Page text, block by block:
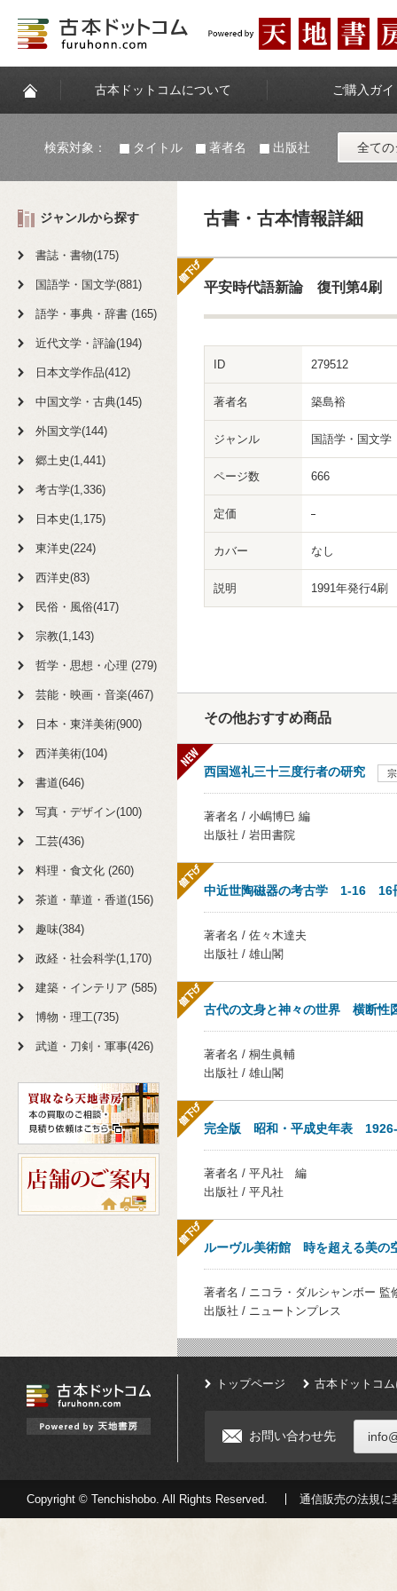
古本ドットコムについて ご購入ガ
検索対象： タイトル 著者名 出版社 全て
ジャンルから探す
書誌・書物(175)
国語学・国文学(881)
語学・事典・辞書 (165)
近代文学・評論(194)
日本文学作品(412)
中国文学・古典(145)
外国文学(144)
郷土史(1,441)
考古学(1,336)
日本史(1,175)
東洋史(224)
西洋史(83)
民俗・風俗(417)
宗教(1,143)
哲学・思想・心理 (279)
芸能・映画・音楽(467)
日本・東洋美術(900)
西洋美術(104)
書道(646)
写真・デザイン(100)
工芸(436)
料理・食文化 (260)
茶道・華道・香道(156)
趣味(384)
政経・社会科学(1,170)
建築・インテリア (585)
博物・理工(735)
武道・刀剣・軍事(426)
古書・古本情報詳細
平安時代語新論 復刊第4刷
ID 279512
著者名 築島裕
ジャンル 国語学・国文学
ページ数 666
定価
カバー なし
説明 1991年発行4
その他おすすめ商品
西国巡礼三十三度行者の研究
著者名 / 小嶋博巳 編
出版社 / 岩田書院
中近世陶磁器の考古学 1-16 16
著者名 / 佐々木達夫
出版社 / 雄山閣
古代の文身と神々の世界 横断性
著者名 / 桐生眞輔
出版社 / 雄山閣
完全版 昭和・平成史年表
著者名 / 平凡社 編
出版社 / 平凡社
ルーヴル美術館 時を超える美の
著者名 / ニコラ・ダルシャンボー
出版社 / ニュートンプレス
トップページ 古本ドットコ
お問い合わせ先
Copyright © Tenchishobo. All Rights Reserved. 通信販売の法規に